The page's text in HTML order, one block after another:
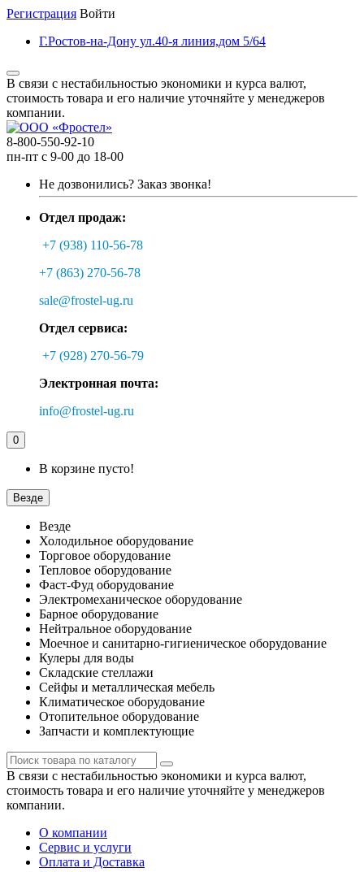
Регистрация Войти
Г.Ростов-на-Дону ул.40-я линия,дом 5/64
В связи с нестабильностью экономики и курса валют,
стоимость товара и его наличие уточняйте у менеджеров
компании.
8-800-550-92-10
пн-пт с 9-00 до 18-00
Не дозвонились? Заказ звонка!
Отдел продаж:
+7 (938) 110-56-78
+7 (863) 270-56-78
sale@frostel-ug.ru
Отдел сервиса:
+7 (928) 270-56-79
Электронная почта:
info@frostel-ug.ru
0
В корзине пусто!
Везде
Везде
Холодильное оборудование
Торговое оборудование
Тепловое оборудование
Фаст-Фуд оборудование
Электромеханическое оборудование
Барное оборудование
Нейтральное оборудование
Моечное и санитарно-гигиеническое оборудование
Кулеры для воды
Складские стеллажи
Сейфы и металлическая мебель
Климатическое оборудование
Отопительное оборудование
Запчасти и комплектующие
В связи с нестабильностью экономики и курса валют,
стоимость товара и его наличие уточняйте у менеджеров
компании.
О компании
Сервис и услуги
Оплата и Доставка